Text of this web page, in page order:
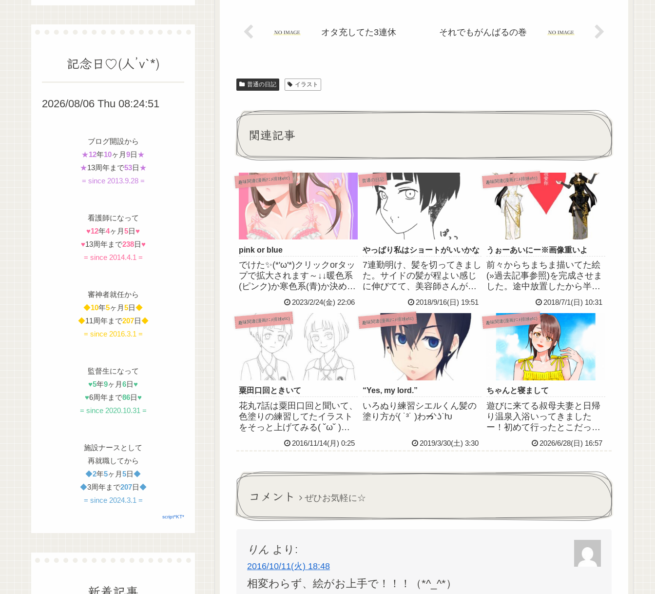
オタ充してた3連休 それでもがんばるの巻
普通の日記 イラスト
関連記事
趣味関連(漫画ｱﾆﾒ排球etc)
pink or blue
でけた✨(*'ω'*)クリックorタッ
プで拡大されます～↓↓暖色系
(ピンク)か寒色系(青)か決めら
れなくて結局どっちの色も仕
上げちゃいました同系色に頼
らない配色センスが欲しい💦
まままま、でもどっちもどっ
ちで気に入ってはおります
の！よりいい感...
2023/2/24(金) 22:06
普通の日記
やっぱり私はショートがいいかな
7連勤明け、髪を切ってきまし
た。サイドの髪が程よい感じ
に伸びてて、美容師さんが
「この長さ活かしたいね」っ
て言ってくださって、いい感
じに切ってもらえました☆こ
んな感じ。(PSYCHO-PASSの
常守朱ちゃんとかハイキュー
の五色工くんみたいな感...
2018/9/16(日) 19:51
趣味関連(漫画ｱﾆﾒ排球etc)
うぉーあいにー※画像重いよ
前々からちまちま描いてた絵
(»過去記事参照)を完成させま
した。途中放置したから半年
以上かかったというｗ我愛
你。手足がどう直しても変な
感じがして、何度も修正した
んだけどどうにも納得いかな
いのでもうこれでいいことに
しました。下手の横好きは承
知だ...
2018/7/1(日) 10:31
趣味関連(漫画ｱﾆﾒ排球etc)
粟田口回ときいて
花丸7話は粟田口回と聞いて、
色塗りの練習してたイラスト
をそっと上げてみる( ˘ω˘ )平
野と前田の双子感すごくすき
2016/11/14(月) 0:25
趣味関連(漫画ｱﾆﾒ排球etc)
“Yes, my lord.”
いろぬり練習シエルくん髪の
塗り方が( ˙³˙ )わᓓ̸ᐠʖˋƕ
2019/3/30(土) 3:30
趣味関連(漫画ｱﾆﾒ排球etc)
ちゃんと寝まして
遊びに来てる叔母夫妻と日帰
り温泉入浴いってきました
ー！初めて行ったとこだった
けどすごく良かったからまた
行きたい✨朝方上げたイラス
2026/6/28(日) 16:57
コメント ぜひお気軽に☆
りん より:
2016/10/11(火) 18:48
相変わらず、絵がお上手で！！！（*^_^*）
記念日♡(人’v`*)
2026/08/06 Thu 08:24:51
ブログ開設から
★12年10ヶ月9日★
★13周年まで53日★
= since 2013.9.28 =
看護師になって
♥12年4ヶ月5日♥
♥13周年まで238日♥
= since 2014.4.1 =
審神者就任から
◆10年5ヶ月5日◆
◆11周年まで207日◆
= since 2016.3.1 =
監督生になって
♥5年9ヶ月6日♥
♥6周年まで86日♥
= since 2020.10.31 =
施設ナースとして
再就職してから
◆2年5ヶ月5日◆
◆3周年まで207日◆
= since 2024.3.1 =
script*KT*